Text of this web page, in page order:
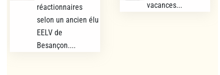
réactionnaires
selon un ancien élu
EELV de
Besançon....
vacances...